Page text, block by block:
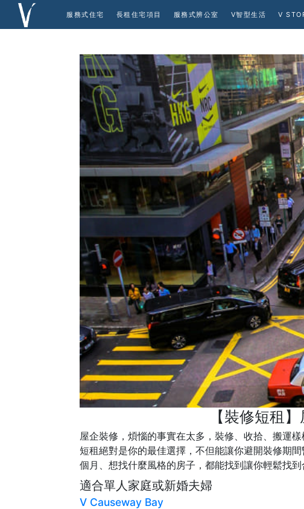
服務式住宅 長租住宅項目 服務式辨公室 V智型生活 V
【裝修短租
屋企裝修，煩惱的事實在太多，裝修、收拾、搬運
短租絕對是你的最佳選擇，不但能讓你避開裝修期
個月、想找什麼風格的房子，都能找到讓你輕鬆找到
適合單人家庭或新婚夫婦
V Causeway Bay